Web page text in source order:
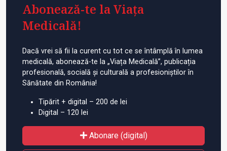
Abonează-te la Viața
Medicală!
Dacă vrei să fii la curent cu tot ce se întâmplă în lumea
medicală, abonează-te la „Viața Medicală”, publicația
profesională, socială și culturală a profesioniștilor în
Sănătate din România!
Tipărit + digital – 200 de lei
Digital – 120 lei
Abonare (digital)